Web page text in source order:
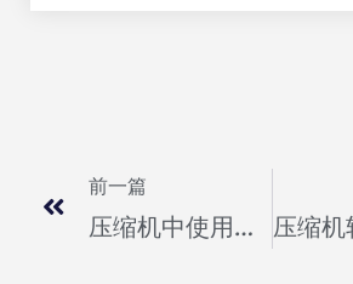
前一篇
压缩机中使用的轴承类型—新豪轴承